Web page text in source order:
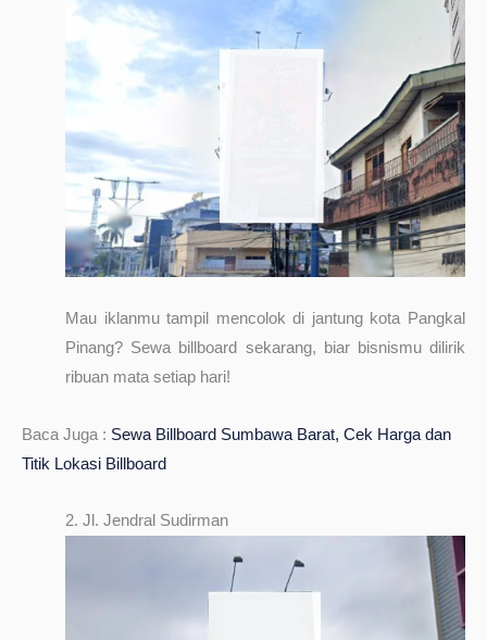
Mau iklanmu tampil mencolok di jantung kota Pangkal
Pinang? Sewa billboard sekarang, biar bisnismu dilirik
ribuan mata setiap hari!
Baca Juga : Sewa Billboard Sumbawa Barat, Cek Harga dan
Titik Lokasi Billboard
2. Jl. Jendral Sudirman